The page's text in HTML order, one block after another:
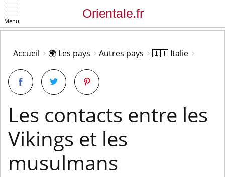
Menu
Accueil 🌍 Les pays Autres pays 🇮🇹 Italie
Les contacts entre les
Vikings et les
musulmans